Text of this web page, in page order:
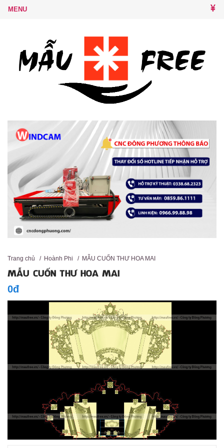
Trang chủ / Hoành Phi / MẪU CUỐN THƯ HOA MAI
MẪU CUỐN THƯ HOA MAI
0đ